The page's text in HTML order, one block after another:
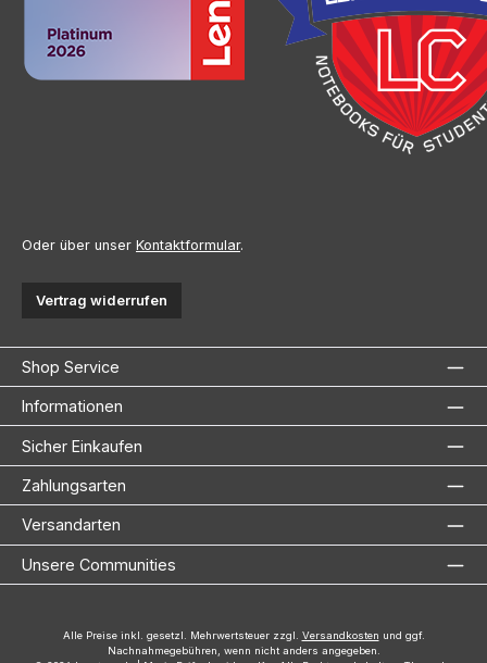
Oder über unser Kontaktformular.
Vertrag widerrufen
Shop Service
Informationen
Sicher Einkaufen
Zahlungsarten
Versandarten
Unsere Communities
Alle Preise inkl. gesetzl. Mehrwertsteuer zzgl. Versandkosten und ggf.
Nachnahmegebühren, wenn nicht anders angegeben.